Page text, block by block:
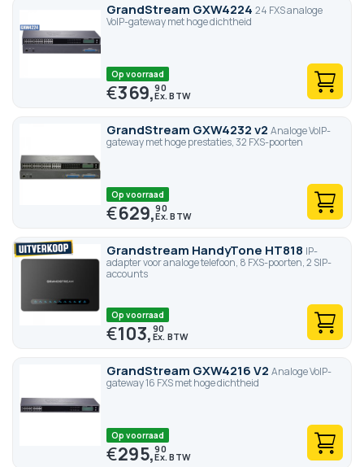
GrandStream GXW4224 24 FXS analoge
VoIP-gateway met hoge dichtheid
Op voorraad
€369,90
GrandStream GXW4232 v2 Analoge VoIP-
gateway met hoge prestaties, 32 FXS-poorten
Op voorraad
€629,90
Grandstream HandyTone HT818 IP-
adapter voor analoge telefoon, 8 FXS-poorten, 2 SIP-
accounts
Op voorraad
€103,90
GrandStream GXW4216 V2 Analoge VoIP-
gateway 16 FXS met hoge dichtheid
Op voorraad
€295,90